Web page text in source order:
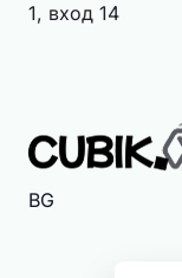
1, вход 14
BG